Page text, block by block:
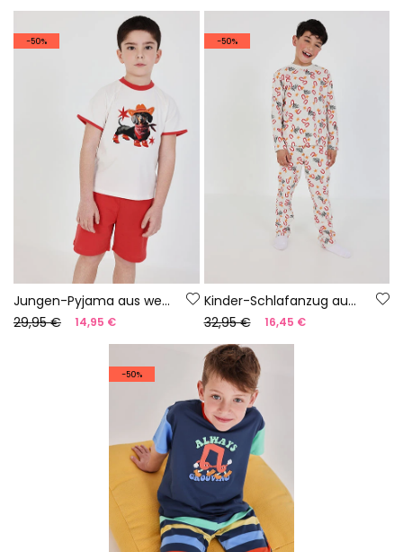
-50%
Jungen-Pyjama aus weißer Baumwolle mit Aufdruck
29,95 €
14,95 €
-50%
Kinder-Schlafanzug aus bedruckter Baumwolle mit Hufeisenmuster
32,95 €
16,45 €
-50%